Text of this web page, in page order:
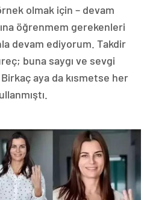
olmak için – devam
öğrenmem gerekenleri
devam ediyorum. Takdir
buna saygı ve sevgi
aya da kısmetse her